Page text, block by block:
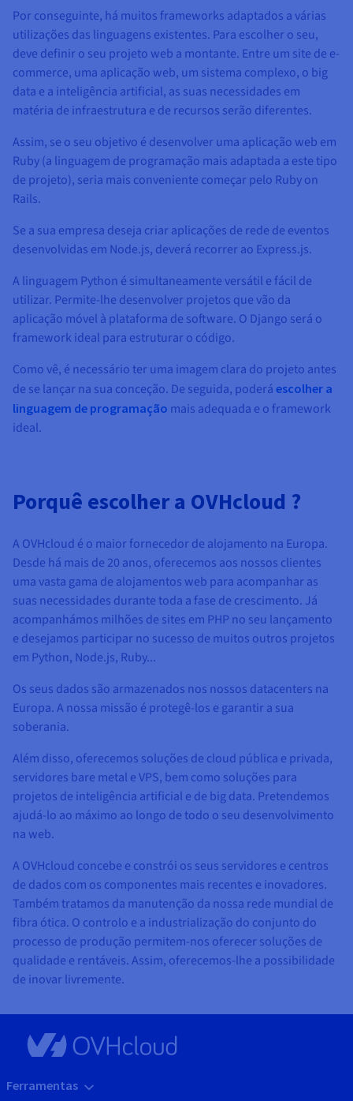
Por conseguinte, há muitos frameworks adaptados a várias
utilizações das linguagens existentes. Para escolher o seu,
deve definir o seu projeto web a montante. Entre um site de e-
commerce, uma aplicação web, um sistema complexo, o big
data e a inteligência artificial, as suas necessidades em
matéria de infraestrutura e de recursos serão diferentes.
Assim, se o seu objetivo é desenvolver uma aplicação web em
Ruby (a linguagem de programação mais adaptada a este tipo
de projeto), seria mais conveniente começar pelo Ruby on
Rails.
Se a sua empresa deseja criar aplicações de rede de eventos
desenvolvidas em Node.js, deverá recorrer ao Express.js.
A linguagem Python é simultaneamente versátil e fácil de
utilizar. Permite-lhe desenvolver projetos que vão da
aplicação móvel à plataforma de software. O Django será o
framework ideal para estruturar o código.
Como vê, é necessário ter uma imagem clara do projeto antes
de se lançar na sua conceção. De seguida, poderá escolher a
linguagem de programação mais adequada e o framework
ideal.
Porquê escolher a OVHcloud ?
A OVHcloud é o maior fornecedor de alojamento na Europa.
Desde há mais de 20 anos, oferecemos aos nossos clientes
uma vasta gama de alojamentos web para acompanhar as
suas necessidades durante toda a fase de crescimento. Já
acompanhámos milhões de sites em PHP no seu lançamento
e desejamos participar no sucesso de muitos outros projetos
em Python, Node.js, Ruby...
Os seus dados são armazenados nos nossos datacenters na
Europa. A nossa missão é protegê-los e garantir a sua
soberania.
Além disso, oferecemos soluções de cloud pública e privada,
servidores bare metal e VPS, bem como soluções para
projetos de inteligência artificial e de big data. Pretendemos
ajudá-lo ao máximo ao longo de todo o seu desenvolvimento
na web.
A OVHcloud concebe e constrói os seus servidores e centros
de dados com os componentes mais recentes e inovadores.
Também tratamos da manutenção da nossa rede mundial de
fibra ótica. O controlo e a industrialização do conjunto do
processo de produção permitem-nos oferecer soluções de
qualidade e rentáveis. Assim, oferecemos-lhe a possibilidade
de inovar livremente.
Ferramentas